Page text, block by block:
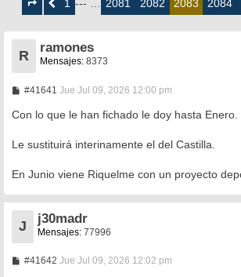
deAnterior1 --- … 2081 2082 2083 2084
R
ramones
Mensajes: 8373
#41641 M
n
s
j
Jue Jul 09, 2026 12:00 pm
Con lo que le han fichado le doy hasta Enero.
Le sustituirá interinamente el del Castilla.
En Junio viene Riquelme con un proyecto
J
j30madr
Mensajes: 77996
#41642MJue Jul 09, 2026 12:02 pm